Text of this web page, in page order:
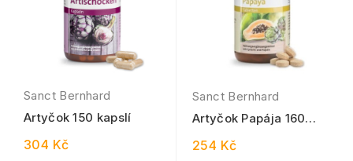
Sanct Bernhard
Artyčok 150 kapslí
304 Kč
Sanct Bernhard
Artyčok Papája 160
254 Kč